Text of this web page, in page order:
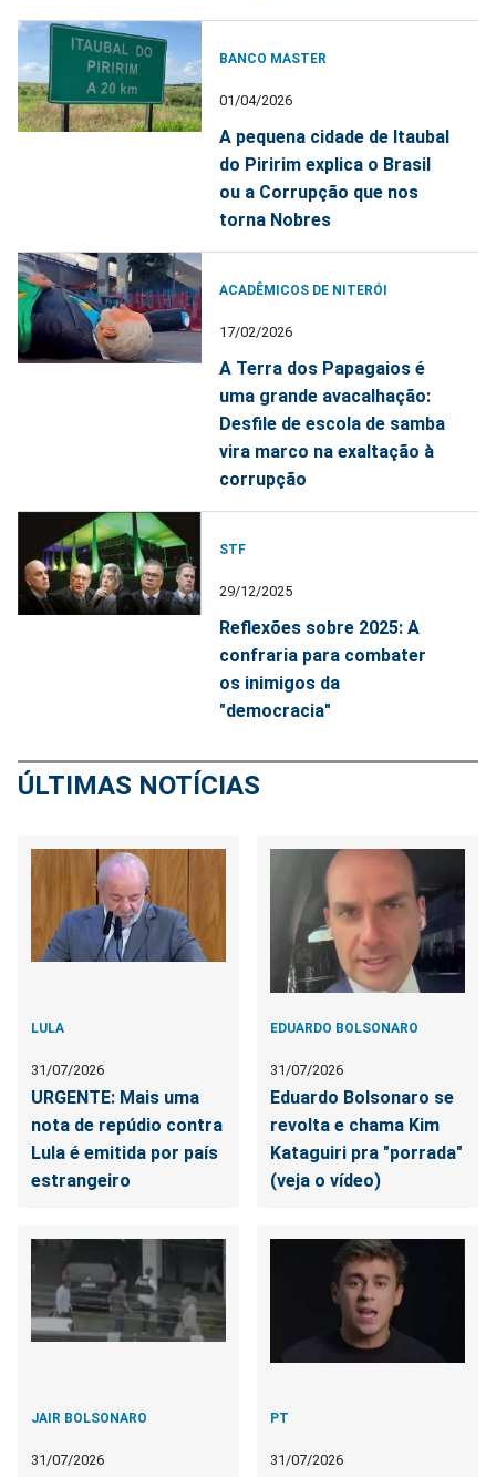
BANCO MASTER
01/04/2026
A pequena cidade de Itaubal
do Piririm explica o Brasil
ou a Corrupção que nos
torna Nobres
ACADÊMICOS DE NITERÓI
17/02/2026
A Terra dos Papagaios é
uma grande avacalhação:
Desfile de escola de samba
vira marco na exaltação à
corrupção
STF
29/12/2025
Reflexões sobre 2025: A
confraria para combater
os inimigos da
"democracia"
ÚLTIMAS NOTÍCIAS
LULA
31/07/2026
URGENTE: Mais uma
nota de repúdio contra
Lula é emitida por país
estrangeiro
EDUARDO BOLSONARO
31/07/2026
Eduardo Bolsonaro se
revolta e chama Kim
Kataguiri pra "porrada"
(veja o vídeo)
JAIR BOLSONARO
31/07/2026
PT
31/07/2026